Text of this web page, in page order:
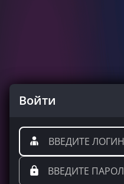
Войти